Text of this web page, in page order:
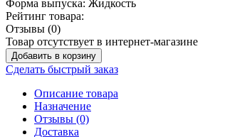
Форма выпуска: Жидкость
Рейтинг товара:
Отзывы (0)
Товар отсутствует в интернет-магазине
Добавить в корзину
Сделать быстрый заказ
Описание товара
Назначение
Отзывы (0)
Доставка